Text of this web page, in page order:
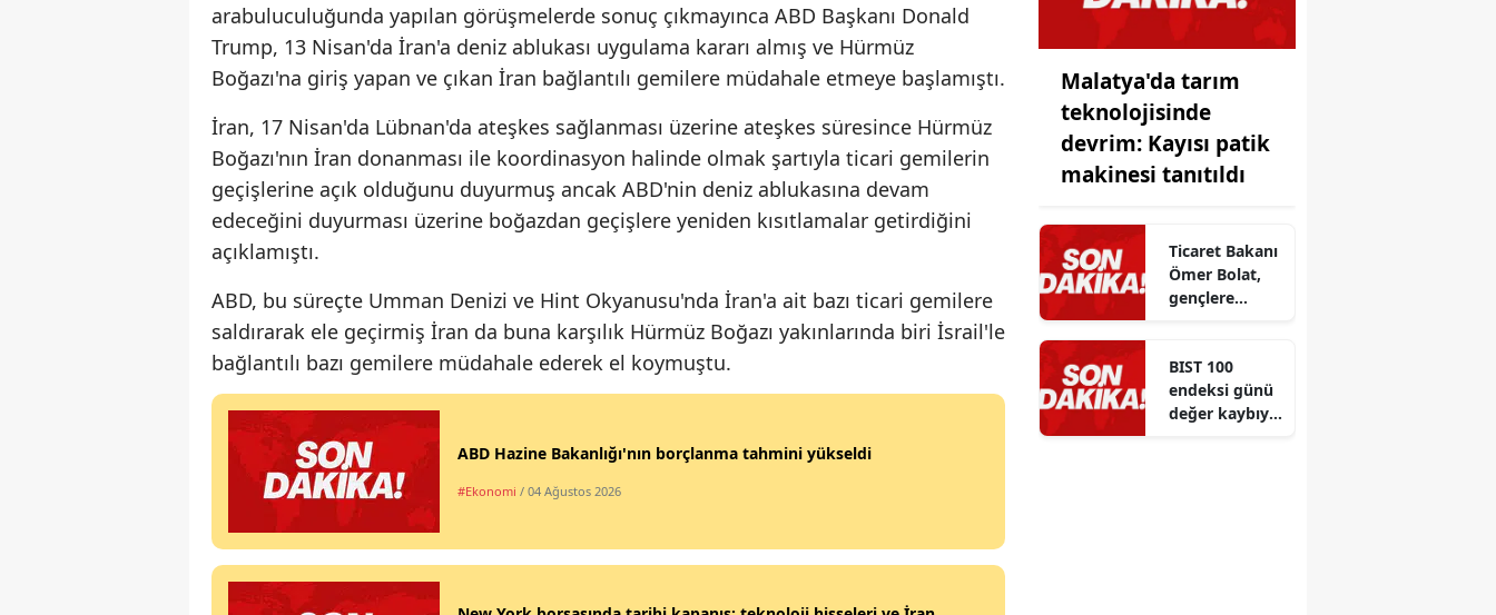
arabuluculuğunda yapılan görüşmelerde sonuç çıkmayınca ABD Başkanı Donald
Trump, 13 Nisan'da İran'a deniz ablukası uygulama kararı almış ve Hürmüz
Boğazı'na giriş yapan ve çıkan İran bağlantılı gemilere müdahale etmeye başlamıştı.
İran, 17 Nisan'da Lübnan'da ateşkes sağlanması üzerine ateşkes süresince Hürmüz
Boğazı'nın İran donanması ile koordinasyon halinde olmak şartıyla ticari gemilerin
geçişlerine açık olduğunu duyurmuş ancak ABD'nin deniz ablukasına devam
edeceğini duyurması üzerine boğazdan geçişlere yeniden kısıtlamalar getirdiğini
açıklamıştı.
ABD, bu süreçte Umman Denizi ve Hint Okyanusu'nda İran'a ait bazı ticari gemilere
saldırarak ele geçirmiş İran da buna karşılık Hürmüz Boğazı yakınlarında biri İsrail'le
bağlantılı bazı gemilere müdahale ederek el koymuştu.
ABD Hazine Bakanlığı'nın borçlanma tahmini yükseldi
#Ekonomi / 04 Ağustos 2026
Malatya'da tarım
teknolojisinde
devrim: Kayısı patik
makinesi tanıtıldı
Ticaret Bakanı
Ömer Bolat,
gençlere
tercihlerinde
önemli
tavsiyeler
BIST 100
endeksi günü
değer kaybıyla